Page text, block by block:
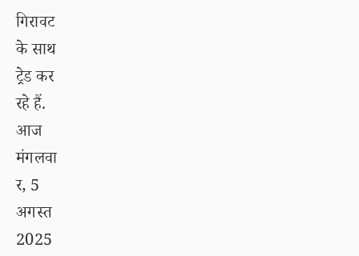
गिरावट
के साथ
ट्रेड कर
रहे हैं.
आज
मंगलवा
र, 5
अगस्त
2025